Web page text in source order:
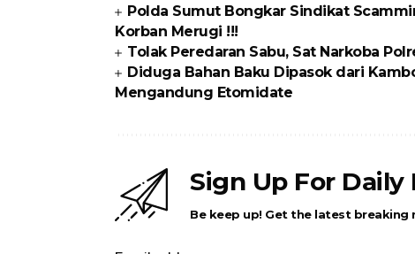
Polda Sumut Bongkar Sindikat
Korban Merugi !!!
Tolak Peredaran Sabu, Sat Narkoba
Diduga Bahan Baku Dipasok dari
Mengandung Etomidate
Sign Up For
Be keep up! Get the latest